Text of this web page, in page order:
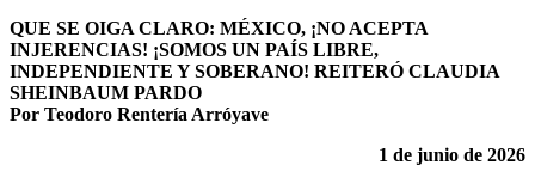
QUE SE OIGA CLARO: MÉXICO, ¡NO ACEPTA
INJERENCIAS! ¡SOMOS UN PAÍS LIBRE,
INDEPENDIENTE Y SOBERANO! REITERÓ CLAUDIA
SHEINBAUM PARDO
Por Teodoro Rentería Arróyave
1 de junio de 2026